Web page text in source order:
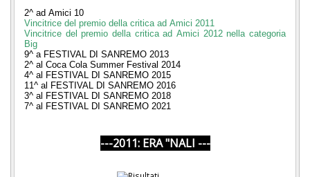
2^ ad Amici 10
Vincitrice del premio della critica ad Amici 2011
Vincitrice del premio della critica ad Amici 2012 nella categoria
Big
9^ a FESTIVAL DI SANREMO 2013
2^ al Coca Cola Summer Festival 2014
4^ al FESTIVAL DI SANREMO 2015
11^ al FESTIVAL DI SANREMO 2016
3^ al FESTIVAL DI SANREMO 2018
7^ al FESTIVAL DI SANREMO 2021
---2011: ERA "NALI ---